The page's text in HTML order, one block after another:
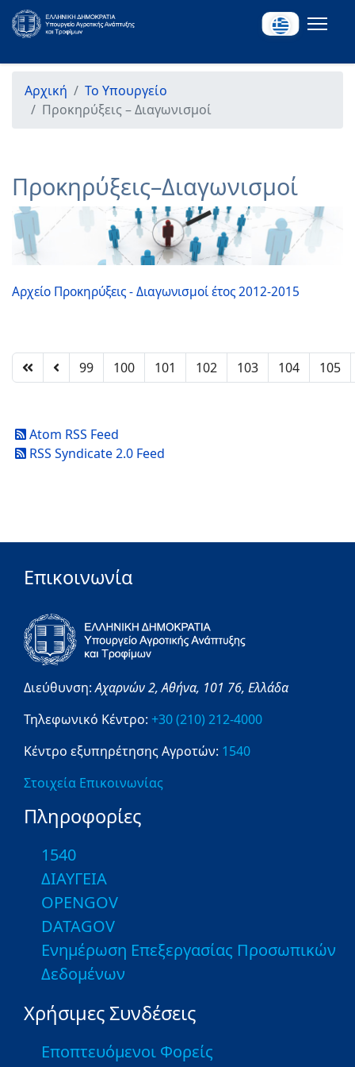
Αρχική
Το Υπουργείο
Προκηρύξεις – Διαγωνισμοί
Προκηρύξεις–Διαγωνισμοί
Αρχείο Προκηρύξεις - Διαγωνισμοί έτος 2012-2015
99 100 101 102 103 104 105
Atom RSS Feed
RSS Syndicate 2.0 Feed
Επικοινωνία
Διεύθυνση:Αχαρνών 2,Αθήνα, 101 76, Ελλάδα
Τηλεφωνικό Κέντρο: +30 (210) 212-4000
Κέντρο εξυπηρέτησης Αγροτών: 1540
Στοιχεία Επικοινωνίας
Πληροφορίες
1540
ΔΙΑΥΓΕΙΑ
OPENGOV
DATAGOV
Ενημέρωση Επεξεργασίας Προσωπικών
Δεδομένων
Χρήσιμες Συνδέσεις
Εποπτευόμενοι Φορείς